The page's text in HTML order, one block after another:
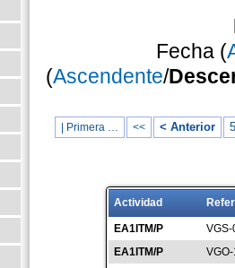
Fecha (
(Ascendente/
| Primera … << < Anterior
Actividad
EA1ITM/P
EA1ITM/P